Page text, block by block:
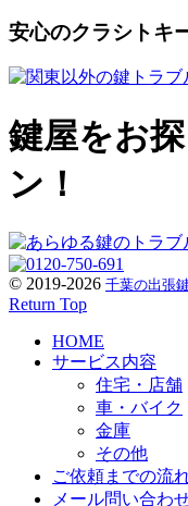
安心のクラシトキ
鍵屋をお
ン！
© 2019-2026 千葉の出張
Return Top
HOME
サービス内容
住宅・店舗
車・バイク
金庫
その他
ご依頼までの流
メール問い合わ